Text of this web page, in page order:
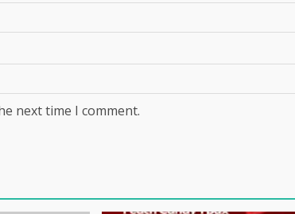
next time I comment.